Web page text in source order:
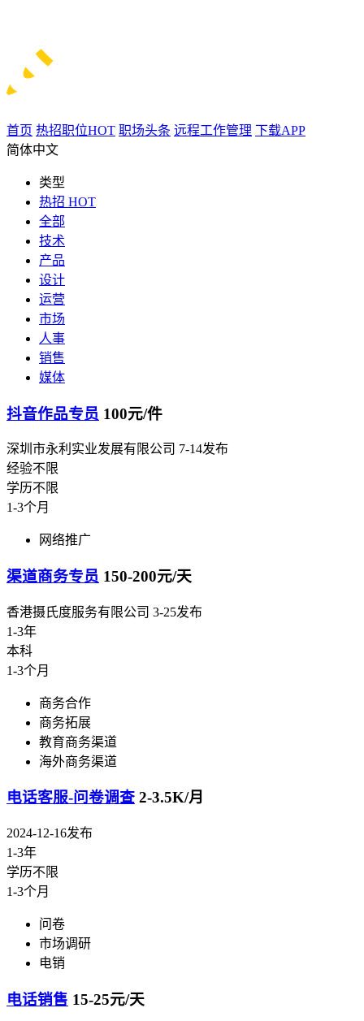
首页 热招职位HOT 职场头条 远程工作管理 下载APP
简体中文
类型
热招 HOT
全部
技术
产品
设计
运营
市场
人事
销售
媒体
抖音作品专员 100元/件
深圳市永利实业发展有限公司 7-14发布
经验不限
学历不限
1-3个月
网络推广
渠道商务专员 150-200元/天
香港摄氏度服务有限公司 3-25发布
1-3年
本科
1-3个月
商务合作
商务拓展
教育商务渠道
海外商务渠道
电话客服-问卷调查 2-3.5K/月
2024-12-16发布
1-3年
学历不限
1-3个月
问卷
市场调研
电销
电话销售 15-25元/天